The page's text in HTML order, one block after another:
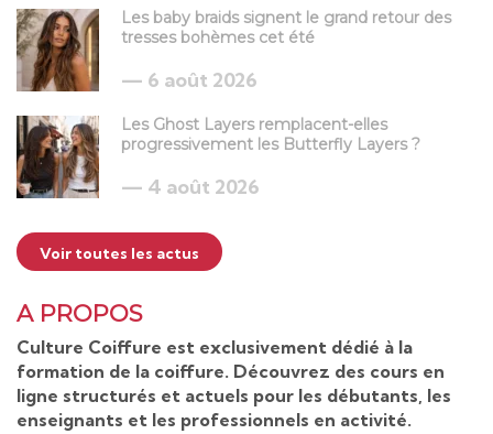
Les baby braids signent le grand retour des
tresses bohèmes cet été
6 août 2026
Les Ghost Layers remplacent-elles
progressivement les Butterfly Layers ?
4 août 2026
Voir toutes les actus
A PROPOS
Culture Coiffure est exclusivement dédié à la
formation de la coiffure. Découvrez des cours en
ligne structurés et actuels pour les débutants, les
enseignants et les professionnels en activité.